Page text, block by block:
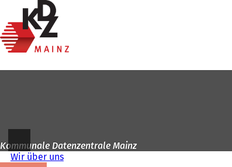
Inhalt anspringen
Startseite
Kommunale Datenzentrale Mainz
Wir über uns